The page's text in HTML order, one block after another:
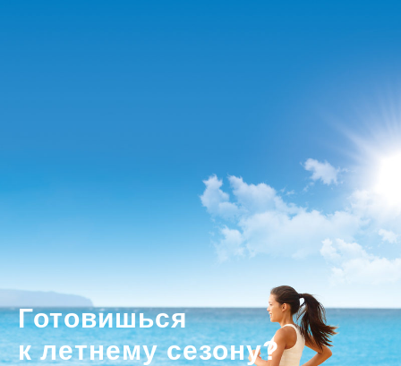
Готовишься
к летнему сезону?